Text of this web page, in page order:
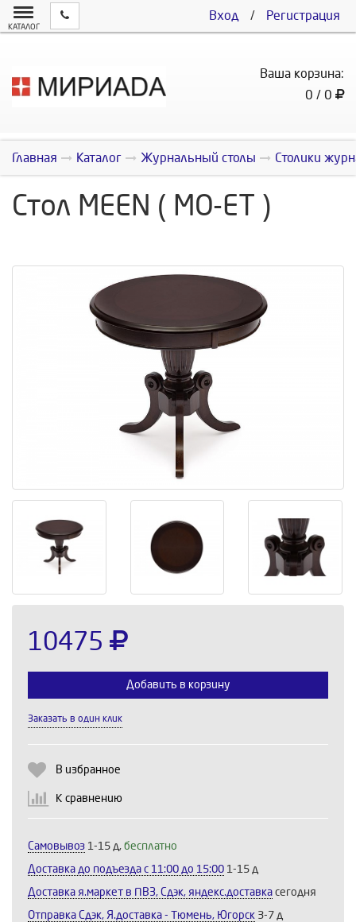
Вход / Регистрация
КАТАЛОГ
Ваша корзина:
0 / 0
Главная Каталог Журнальный столы Столики
Стол MEEN ( MO-ET )
10475
Добавить в корзину
Заказать в один клик
В избранное
К сравнению
Самовывоз 1-15 д, бесплатно
Доставка до подъезда c 11:00 до 15:00 1-15 д
Доставка я.маркет в ПВЗ, Сдэк, яндекс.доставка сегодня
Отправка Сдэк, Я.доставка - Тюмень, Югорск 3-7 д